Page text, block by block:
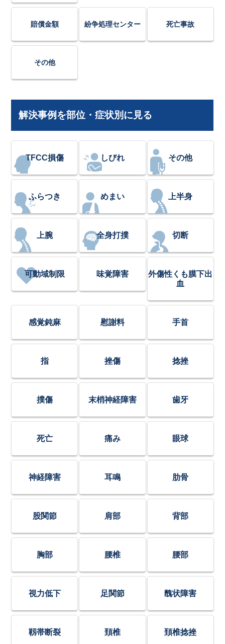
賠償金額 紛争処理センター 死亡事故
その他
解決事例を部位・症状別に見る
TFCC損傷 しびれ その他
ふらつき めまい 上半身
上腕 全身打撲 切断
可動域制限 味覚障害
外傷性くも膜下出
血
感覚鈍麻 慰謝料 手首
指 挫傷 捻挫
撲傷 末梢神経障害 歯牙
死亡 痛み 眼球
神経障害 耳鳴 肋骨
股関節 肩部 背部
胸部 腰椎 腰部
視力低下 足関節 醜状障害
靱帯断裂 頚椎 頚椎捻挫